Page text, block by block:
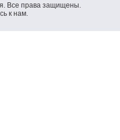
Все права защищены.
к нам.